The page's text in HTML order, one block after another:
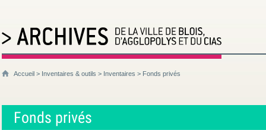
Accueil > Inventaires & outils > Inventaires > Fonds privés
Fonds privés